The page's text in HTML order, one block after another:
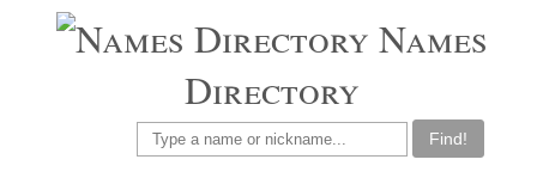
Names
Directory
Find!